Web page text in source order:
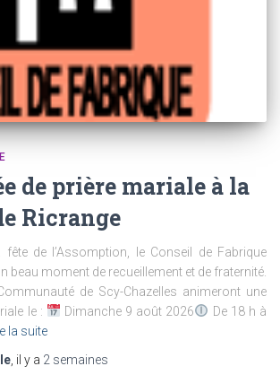
de prière mariale à la
Ricrange
fête de l’Assomption, le Conseil de Fabrique
beau moment de recueillement et de fraternité.
de Scy-Chazelles animeront une
le :
Dimanche 9 août 2026
De 18 h à
la suite
, il y a 2 semaines